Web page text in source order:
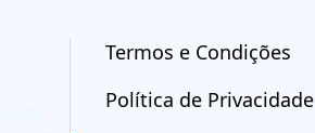
Termos e Condições
Política de Privacidade